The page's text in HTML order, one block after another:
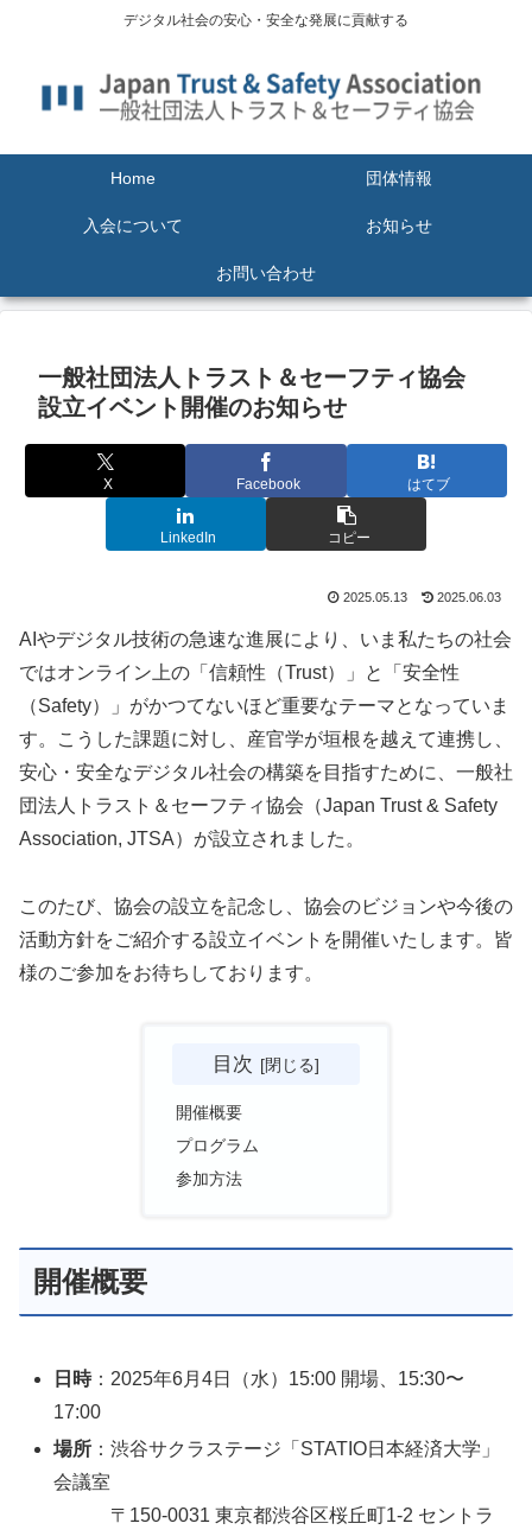
デジタル社会の安心・安全な発展に貢献する
Home 団体情報
入会について お知らせ
お問い合わせ
一般社団法人トラスト＆セーフティ協会
設立イベント開催のお知らせ
X Facebook はてブ
LinkedIn コピー
2025.05.13 2025.06.03
AIやデジタル技術の急速な進展により、いま私たちの社会
ではオンライン上の「信頼性（Trust）」と「安全性
（Safety）」がかつてないほど重要なテーマとなっていま
す。こうした課題に対し、産官学が垣根を越えて連携し、
安心・安全なデジタル社会の構築を目指すために、一般社
団法人トラスト＆セーフティ協会（Japan Trust & Safety
Association, JTSA）が設立されました。
このたび、協会の設立を記念し、協会のビジョンや今後の
活動方針をご紹介する設立イベントを開催いたします。皆
様のご参加をお待ちしております。
目次
開催概要
プログラム
参加方法
開催概要
日時：2025年6月4日（水）15:00 開場、15:30〜
17:00
場所 ：渋谷サクラステージ「STATIO日本経済大学」
会議室
〒150-0031 東京都渋谷区桜丘町1-2 セントラ